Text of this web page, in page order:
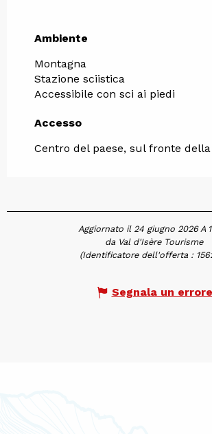
Ambiente
Ambiente
Montagna
Stazione sciistica
Accessibile con sci ai piedi
Accesso
Accesso
Centro del paese, sul fronte della
Aggiornato il 24 giugno 2026 A
da Val d'Isère Tourisme
(Identificatore dell'offerta :
Segnala un errore